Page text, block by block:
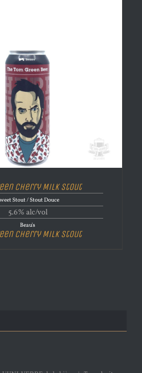
Cherry Milk Stout
Stout / Stout Douce
5.6% alc/vol
Beau's
Cherry Milk Stout